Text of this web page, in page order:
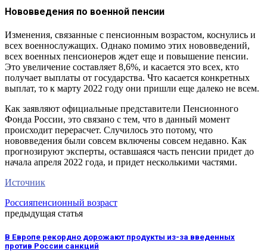
Нововведения по военной пенсии
Изменения, связанные с пенсионным возрастом, коснулись и
всех военнослужащих. Однако помимо этих нововведений,
всех военных пенсионеров ждет еще и повышение пенсии.
Это увеличение составляет 8,6%, и касается это всех, кто
получает выплаты от государства. Что касается конкретных
выплат, то к марту 2022 году они пришли еще далеко не всем.
Как заявляют официальные представители Пенсионного
Фонда России, это связано с тем, что в данный момент
происходит перерасчет. Случилось это потому, что
нововведения были совсем включены совсем недавно. Как
прогнозируют эксперты, оставшаяся часть пенсии придет до
начала апреля 2022 года, и придет несколькими частями.
Источник
Россияпенсионный возраст
предыдущая статья
В Европе рекордно дорожают продукты из-за введенных
против России санкций